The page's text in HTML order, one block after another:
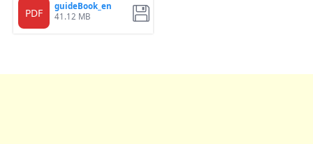
PDF
guideBook_en
41.12 MB